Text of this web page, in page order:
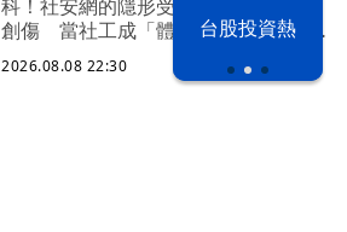
漢光42演習 台股投資熱
科！社安網的隱形受災戶 集體心理
創傷 當社工成「體制代罪羊」 防
禦性社工不敢多做無奈趨勢？耗竭殆
盡下的社安網危機｜社工消失中
2026.08.08 22:30